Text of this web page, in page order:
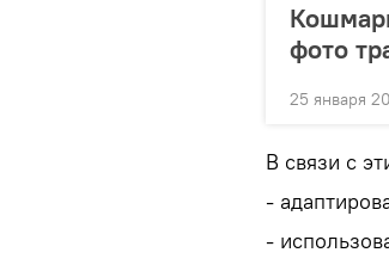
фото
25 января
В связи с
-
-